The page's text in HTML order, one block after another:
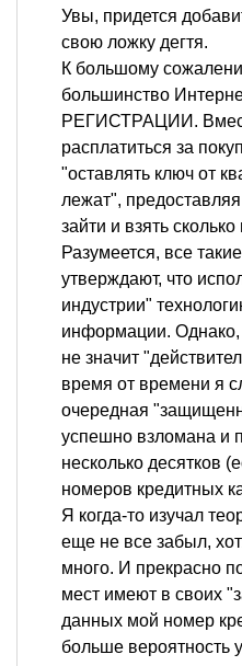
Увы, придется
свою ложку дегтя.
К большому
большинство
РЕГИСТРАЦИИ.
расплатиться за
"оставлять ключ от
лежат",
зайти и взять
Разумеется, все
утверждают, что
индустрии"
информации.
не значит
время от времени я
очередная
успешно взломана и
несколько десятков
номеров кредитных
Я когда-то изучал
еще не все забыл,
много. И прекрасно
мест имеют в своих
данных мой номер
больше вероятность